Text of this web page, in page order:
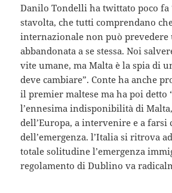
Danilo Tondelli ha twittato poco fa
stavolta, che tutti comprendano
internazionale non può prevedere
abbandonata a se stessa. Noi
vite umane, ma Malta è la spia di
deve cambiare”. Conte ha anche
il premier maltese ma ha poi detto
l’ennesima indisponibilità di
dell’Europa, a intervenire e a farsi
dell’emergenza. l’Italia si ritrova
totale solitudine l’emergenza
regolamento di Dublino va